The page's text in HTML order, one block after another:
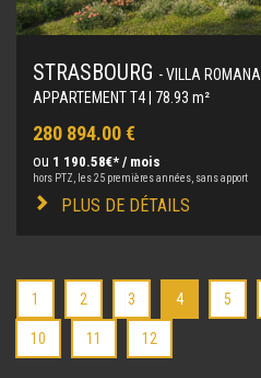
STRASBOURG - VILLA ROMANA
APPARTEMENT T4 | 78.93 m²
280 894.00 €
ou 1 190.58€* / mois
hors PTZ, les 25 premières années, sans apport
PLUS DE DÉTAILS
1 2 3 4 5
10 11 12